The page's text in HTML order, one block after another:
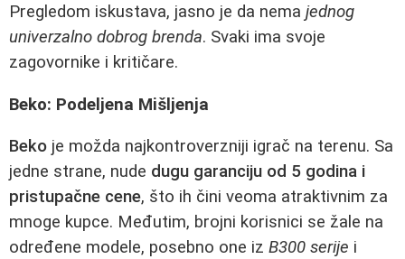
Pregledom iskustava, jasno je da nema jednog
univerzalno dobrog brenda. Svaki ima svoje
zagovornike i kritičare.
Beko: Podeljena Mišljenja
Beko je možda najkontroverzniji igrač na terenu. Sa
jedne strane, nude dugu garanciju od 5 godina i
pristupačne cene, što ih čini veoma atraktivnim za
mnoge kupce. Međutim, brojni korisnici se žale na
određene modele, posebno one iz B300 serije i